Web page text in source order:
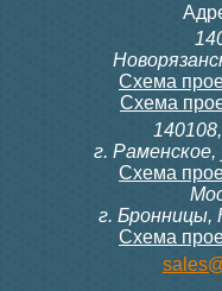
Конвектор
с решеткой GRILL.SGW-
Siemens AEN 15, угловой
3
Схема
Схема
г. Раменское,
Схема
г. Бронницы,
Схема